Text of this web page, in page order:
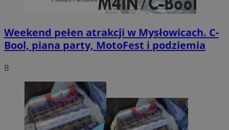
Weekend pełen atrakcji w Mysłowicach. C-
Bool, piana party, MotoFest i podziemia
8